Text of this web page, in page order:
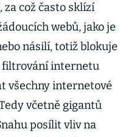
což často sklízí
webů, jako je
násilí, totiž blokuje
filtrování internetu
všechny internetové
včetně gigantů
posílit vliv na